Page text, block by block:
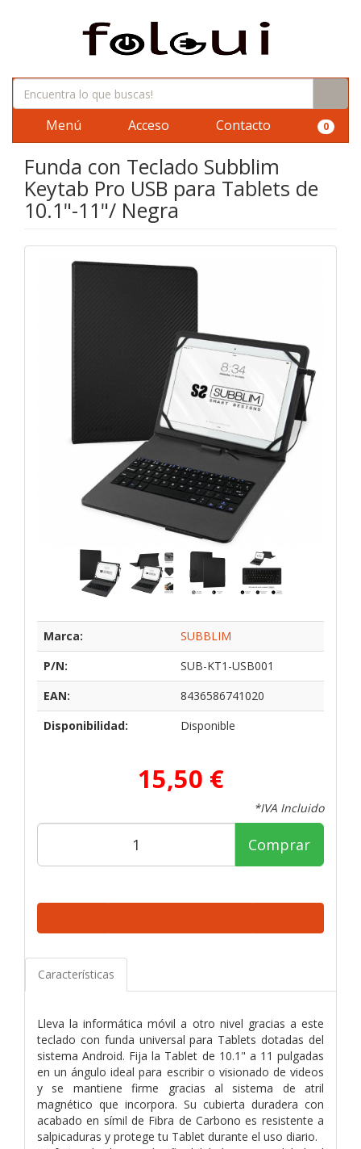
Menú Acceso Contacto 0
Funda con Teclado Subblim
Keytab Pro USB para Tablets de
10.1"-11"/ Negra
Marca:
SUBBLIM
P/N:
SUB-KT1-USB001
EAN:
8436586741020
Disponibilidad:
Disponible
15,50 €
*IVA Incluido
Comprar
Características
Lleva la informática móvil a otro nivel gracias a este
teclado con funda universal para Tablets dotadas del
sistema Android. Fija la Tablet de 10.1" a 11 pulgadas
en un ángulo ideal para escribir o visionado de videos
y se mantiene firme gracias al sistema de atril
magnético que incorpora. Su cubierta duradera con
acabado en símil de Fibra de Carbono es resistente a
salpicaduras y protege tu Tablet durante el uso diario.